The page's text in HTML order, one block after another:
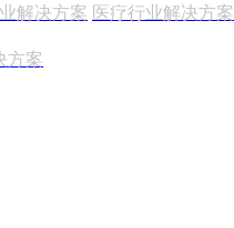
解决方案 医疗行业解决方案
方案